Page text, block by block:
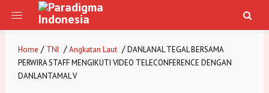
Home / TNI / Angkatan Laut / DANLANAL TEGAL BERSAMA
PERWIRA STAFF MENGIKUTI VIDEO TELECONFERENCE DENGAN
DANLANTAMAL V